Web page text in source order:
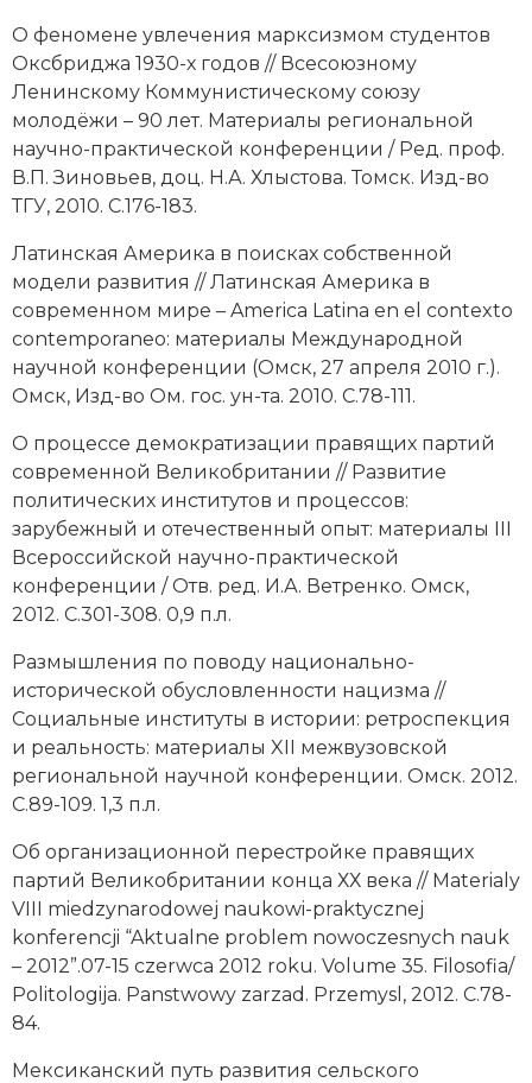
О феномене увлечения марксизмом студентов
Оксбриджа 1930-х годов // Всесоюзному
Ленинскому Коммунистическому союзу
молодёжи – 90 лет. Материалы региональной
научно-практической конференции / Ред. проф.
В.П. Зиновьев, доц. Н.А. Хлыстова. Томск. Изд-во
ТГУ, 2010. С.176-183.
Латинская Америка в поисках собственной
модели развития // Латинская Америка в
современном мире – America Latina en el contexto
contemporaneo: материалы Международной
научной конференции (Омск, 27 апреля 2010 г.).
Омск, Изд-во Ом. гос. ун-та. 2010. С.78-111.
О процессе демократизации правящих партий
современной Великобритании // Развитие
политических институтов и процессов:
зарубежный и отечественный опыт: материалы III
Всероссийской научно-практической
конференции / Отв. ред. И.А. Ветренко. Омск,
2012. С.301-308. 0,9 п.л.
Размышления по поводу национально-
исторической обусловленности нацизма //
Социальные институты в истории: ретроспекция
и реальность: материалы XII межвузовской
региональной научной конференции. Омск. 2012.
С.89-109. 1,3 п.л.
Об организационной перестройке правящих
партий Великобритании конца ХХ века // Materialy
VIII miedzynarodowej naukowi-praktycznej
konferencji “Aktualne problem nowoczesnych nauk
– 2012”.07-15 czerwca 2012 roku. Volume 35. Filosofia/
Politologija. Panstwowy zarzad. Przemysl, 2012. С.78-
84.
Мексиканский путь развития сельского